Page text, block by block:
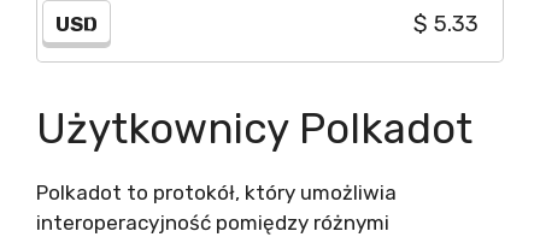
USD
Użytkownicy Polkadot
Polkadot to protokół, który umożliwia
interoperacyjność pomiędzy różnymi